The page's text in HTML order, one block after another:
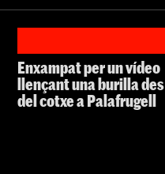
Enxampat per un vídeo
llençant una burilla des
del cotxe a Palafrugell